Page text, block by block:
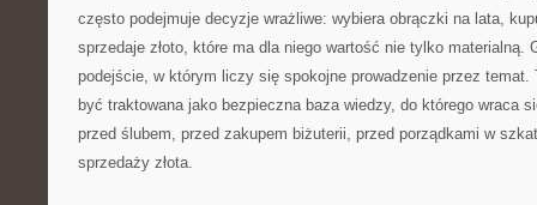
często podejmuje decyzje wrażliwe: wybiera obrączki na lata,
sprzedaje złoto, które ma dla niego wartość nie tylko materialną.
podejście, w którym liczy się spokojne prowadzenie przez temat.
być traktowana jako bezpieczna baza wiedzy, do którego wraca
przed ślubem, przed zakupem biżuterii, przed porządkami w
sprzedaży złota.